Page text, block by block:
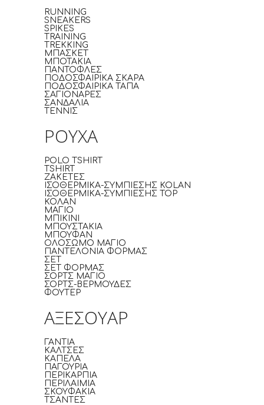
RUNNING
SNEAKERS
SPIKES
TRAINING
TREKKING
ΜΠΑΣΚΕΤ
ΜΠΟΤΑΚΙΑ
ΠΑΝΤΟΦΛΕΣ
ΠΟΔΟΣΦΑΙΡΙΚΑ ΣΚΑΡΑ
ΠΟΔΟΣΦΑΙΡΙΚΑ ΤΑΠΑ
ΣΑΓΙΟΝΑΡΕΣ
ΣΑΝΔΑΛΙΑ
ΤΕΝΝΙΣ
ΡΟΥΧΑ
POLO TSHIRT
TSHIRT
ΖΑΚΕΤΕΣ
ΙΣΟΘΕΡΜΙΚΑ-ΣΥΜΠΙΕΣΗΣ KOLAN
ΙΣΟΘΕΡΜΙΚΑ-ΣΥΜΠΙΕΣΗΣ TOP
ΚΟΛΑΝ
ΜΑΓΙΟ
ΜΠΙΚΙΝΙ
ΜΠΟΥΣΤΑΚΙΑ
ΜΠΟΥΦΑΝ
ΟΛΟΣΩΜΟ ΜΑΓΙΟ
ΠΑΝΤΕΛΟΝΙΑ ΦΟΡΜΑΣ
ΣΕΤ
ΣΕΤ ΦΟΡΜΑΣ
ΣΟΡΤΣ ΜΑΓΙΟ
ΣΟΡΤΣ-ΒΕΡΜΟΥΔΕΣ
ΦΟΥΤΕΡ
ΑΞΕΣΟΥΑΡ
ΓΑΝΤΙΑ
ΚΑΛΤΣΕΣ
ΚΑΠΕΛΑ
ΠΑΓΟΥΡΙΑ
ΠΕΡΙΚΑΡΠΙΑ
ΠΕΡΙΛΑΙΜΙΑ
ΣΚΟΥΦΑΚΙΑ
ΤΣΑΝΤΕΣ